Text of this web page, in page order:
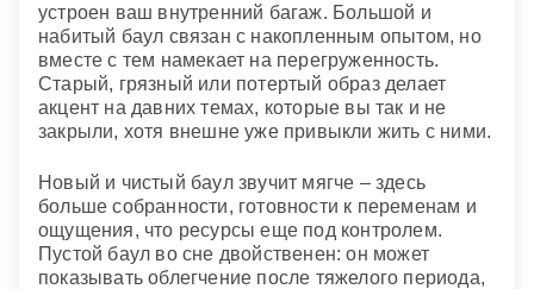
устроен ваш внутренний багаж. Большой и
набитый баул связан с накопленным опытом, но
вместе с тем намекает на перегруженность.
Старый, грязный или потертый образ делает
акцент на давних темах, которые вы так и не
закрыли, хотя внешне уже привыкли жить с ними.
Новый и чистый баул звучит мягче – здесь
больше собранности, готовности к переменам и
ощущения, что ресурсы еще под контролем.
Пустой баул во сне двойственен: он может
показывать облегчение после тяжелого периода,